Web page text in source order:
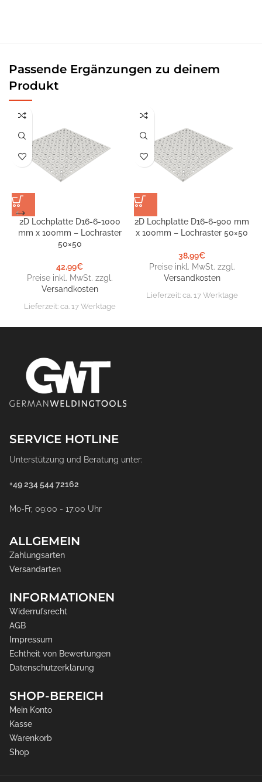
Passende Ergänzungen zu deinem
Produkt
2D Lochplatte D16-6-1000
mm x 100mm – Lochraster
50×50
42,99€
Preise inkl. MwSt. zzgl.
Versandkosten
Lieferzeit: ca. 17 Werktage
2D Lochplatte D16-6-900 mm
x 100mm – Lochraster 50×50
38,99€
Preise inkl. MwSt. zzgl.
Versandkosten
Lieferzeit: ca. 17 Werktage
SERVICE HOTLINE
Unterstützung und Beratung unter:
+49 234 544 72162
Mo-Fr, 09:00 - 17:00 Uhr
ALLGEMEIN
Zahlungsarten
Versandarten
INFORMATIONEN
Widerrufsrecht
AGB
Impressum
Echtheit von Bewertungen
Datenschutzerklärung
SHOP-BEREICH
Mein Konto
Kasse
Warenkorb
Shop